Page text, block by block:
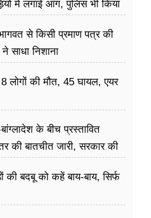
में लगाई आग, पुलिस भी किया
से किसी प्रमाण पत्र की
साधा निशाना
लोगों की मौत, 45 घायल, एयर
के बीच प्रस्तावित
की बातचीत जारी, सरकार की
बदबू को कहें बाय-बाय, सिर्फ